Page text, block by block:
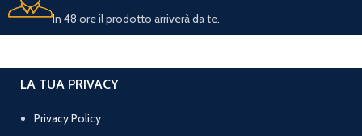
In 48 ore il prodotto arriverà da te.
LA TUA PRIVACY
Privacy Policy